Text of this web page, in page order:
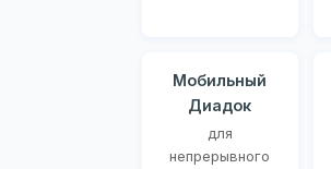
Мобильный
Диадок
для
непрерывного